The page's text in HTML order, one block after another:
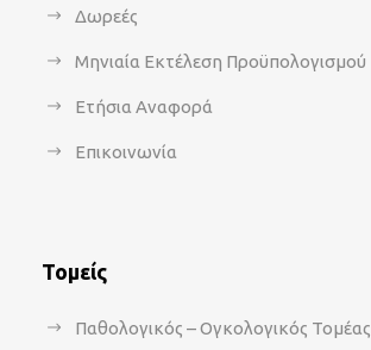
Δωρεές
Μηνιαία Εκτέλεση Προϋπολογισμού
Ετήσια Αναφορά
Επικοινωνία
Τομείς
Παθολογικός – Ογκολογικός Τομέας